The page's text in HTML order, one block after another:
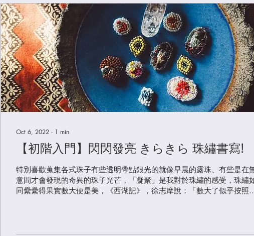
Oct 6, 2022 ∙ 1 min
【初階入門】閃閃發亮 きらきら 珠繡書寫!
特別喜歡蒐集各式珠子有些透明帶點銀光的就像早晨的露珠、有些是在
意間才會發現的奇異的珠子光芒，「凝聚」是我對於珠繡的感受，珠繡
同纍纍得果實數大便是美，《西湖記》，徐志摩說：「數大了似乎按照